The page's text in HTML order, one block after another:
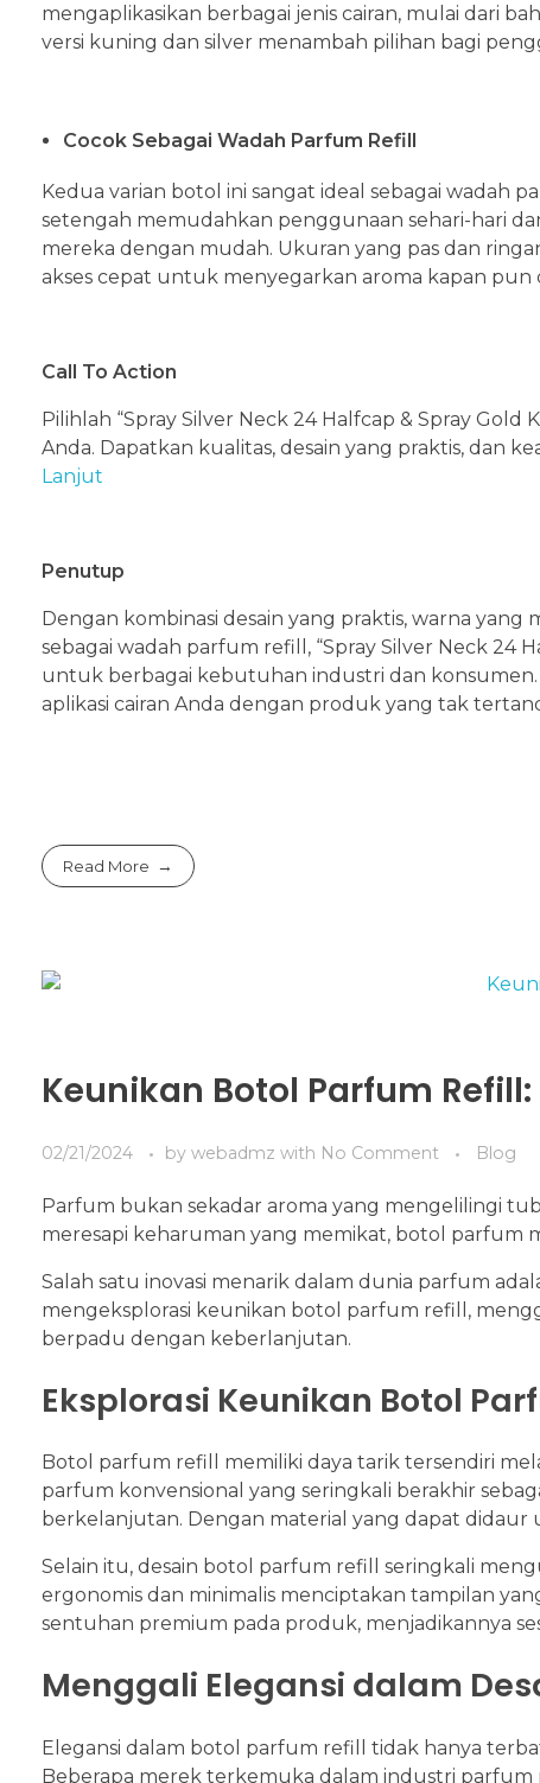
mengaplikasikan berbagai jenis cairan, mulai dari
versi kuning dan silver menambah pilihan bagi
Cocok Sebagai Wadah Parfum Refill
Kedua varian botol ini sangat ideal sebagai wadah
setengah memudahkan penggunaan sehari-hari
mereka dengan mudah. Ukuran yang pas dan
akses cepat untuk menyegarkan aroma kapan pun
Call To Action
Pilihlah “Spray Silver Neck 24 Halfcap & Spray
Anda. Dapatkan kualitas, desain yang praktis, dan
Lanjut
Penutup
Dengan kombinasi desain yang praktis, warna
sebagai wadah parfum refill, “Spray Silver Neck 24
untuk berbagai kebutuhan industri dan
aplikasi cairan Anda dengan produk yang tak
Read More
Keunikan Botol Parfum
02/21/2024 by webadmz with No Comment Blog
Parfum bukan sekadar aroma yang mengelilingi
meresapi keharuman yang memikat, botol parfum
Salah satu inovasi menarik dalam dunia parfum
mengeksplorasi keunikan botol parfum refill,
berpadu dengan keberlanjutan.
Eksplorasi Keunikan Botol
Botol parfum refill memiliki daya tarik tersendiri
parfum konvensional yang seringkali berakhir
berkelanjutan. Dengan material yang dapat
Selain itu, desain botol parfum refill seringkali
ergonomis dan minimalis menciptakan tampilan
sentuhan premium pada produk, menjadikannya
Menggali Elegansi dalam
Elegansi dalam botol parfum refill tidak hanya
Beberapa merek terkemuka dalam industri